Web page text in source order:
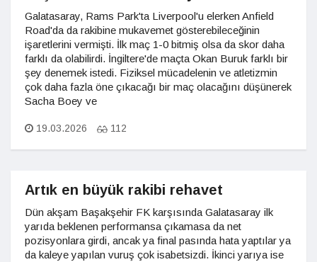
Galatasaray, Rams Park'ta Liverpool'u elerken Anfield
Road'da da rakibine mukavemet gösterebileceğinin
işaretlerini vermişti. İlk maç 1-0 bitmiş olsa da skor daha
farklı da olabilirdi. İngiltere'de maçta Okan Buruk farklı bir
şey denemek istedi. Fiziksel mücadelenin ve atletizmin
çok daha fazla öne çıkacağı bir maç olacağını düşünerek
Sacha Boey ve
19.03.2026 112
Artık en büyük rakibi rehavet
Dün akşam Başakşehir FK karşısında Galatasaray ilk
yarıda beklenen performansa çıkamasa da net
pozisyonlara girdi, ancak ya final pasında hata yaptılar ya
da kaleye yapılan vuruş çok isabetsizdi. İkinci yarıya ise